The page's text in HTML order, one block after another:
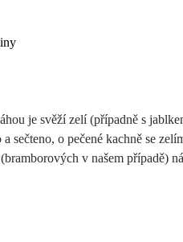
je svěží zelí (případně s
a sečteno, o pečené kachně se
v našem případě)